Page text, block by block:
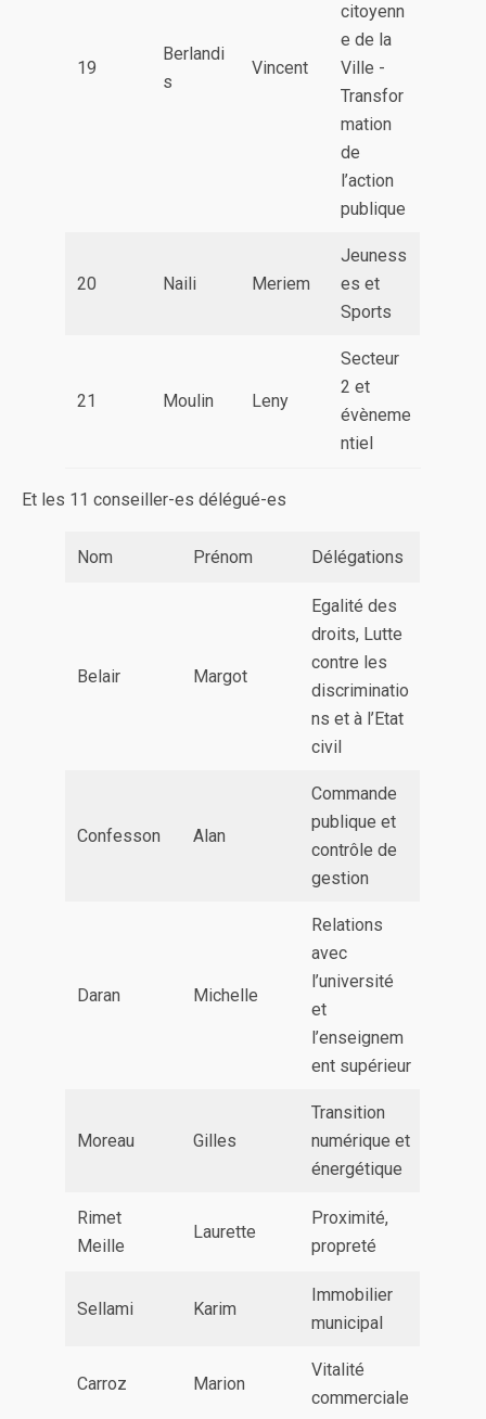
19
Berlandi
s
Vincent
citoyenn
e de la
Ville -
Transfor
mation
de
l’action
publique
20 Naili Meriem
Jeuness
es et
Sports
21 Moulin Leny
Secteur
2 et
évèneme
ntiel
Et les 11 conseiller-es délégué-es
Nom Prénom Délégations
Belair Margot
Egalité des
droits, Lutte
contre les
discriminatio
ns et à l’Etat
civil
Confesson Alan
Commande
publique et
contrôle de
gestion
Daran Michelle
Relations
avec
l’université
et
l’enseignem
ent supérieur
Moreau Gilles
Transition
numérique et
énergétique
Rimet
Meille
Laurette
Proximité,
propreté
Sellami Karim
Immobilier
municipal
Carroz Marion
Vitalité
commerciale